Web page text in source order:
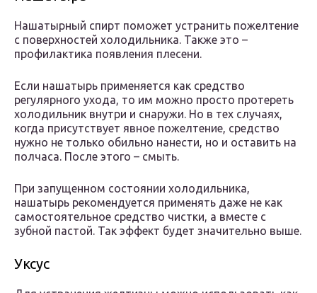
Нашатырный спирт поможет устранить пожелтение
с поверхностей холодильника. Также это –
профилактика появления плесени.
Если нашатырь применяется как средство
регулярного ухода, то им можно просто протереть
холодильник внутри и снаружи. Но в тех случаях,
когда присутствует явное пожелтение, средство
нужно не только обильно нанести, но и оставить на
полчаса. После этого – смыть.
При запущенном состоянии холодильника,
нашатырь рекомендуется применять даже не как
самостоятельное средство чистки, а вместе с
зубной пастой. Так эффект будет значительно выше.
Уксус